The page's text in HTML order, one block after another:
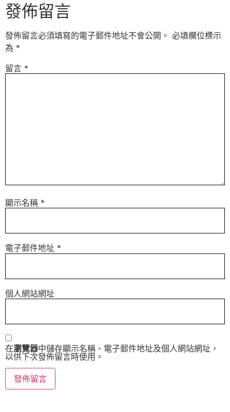
發佈留言
發佈留言必須填寫的電子郵件地址不會公開。 必填欄位標示
為 *
留言 *
顯示名稱 *
電子郵件地址 *
個人網站網址
在瀏覽器中儲存顯示名稱、電子郵件地址及個人網站網址，
以供下次發佈留言時使用。